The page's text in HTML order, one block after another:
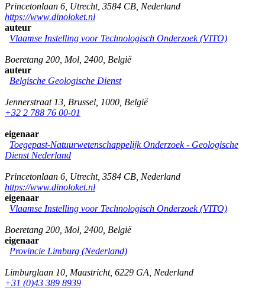
Princetonlaan 6 Utrecht, 3584 CB Nederland
https://www.dinoloket.nl
auteur
Vlaamse Instelling voor Technologisch Onderzoek (VITO)
Boeretang 200 Mol 2400 België
auteur
Belgische Geologische Dienst
Jennerstraat 13 Brussel 1000 België
+32 2 788 76 00-01
eigenaar
Toegepast-Natuurwetenschappelijk Onderzoek - Geologische
Dienst Nederland
Princetonlaan 6 Utrecht, 3584 CB Nederland
https://www.dinoloket.nl
eigenaar
Vlaamse Instelling voor Technologisch Onderzoek (VITO)
Boeretang 200 Mol 2400 België
eigenaar
Provincie Limburg (Nederland)
Limburglaan 10 Maastricht, 6229 GA Nederland
+31 (0)43 389 8939